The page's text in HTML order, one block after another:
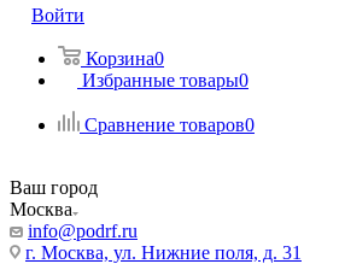
Войти
Корзина0
Избранные товары0
Сравнение товаров0
Ваш город
Москва
info@podrf.ru
г. Москва, ул. Нижние поля, д. 31